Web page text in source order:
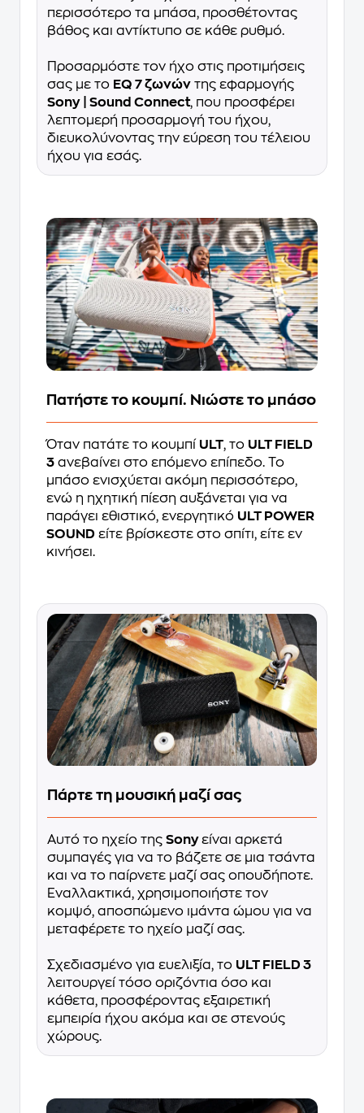
περισσότερο τα μπάσα, προσθέτοντας
βάθος και αντίκτυπο σε κάθε ρυθμό.
Προσαρμόστε τον ήχο στις προτιμήσεις
σας με το EQ 7 ζωνών της εφαρμογής
Sony | Sound Connect, που προσφέρει
λεπτομερή προσαρμογή του ήχου,
διευκολύνοντας την εύρεση του τέλειου
ήχου για εσάς.
Πατήστε το κουμπί. Νιώστε το μπάσο
Όταν πατάτε το κουμπί ULT, το ULT FIELD
3 ανεβαίνει στο επόμενο επίπεδο. Το
μπάσο ενισχύεται ακόμη περισσότερο,
ενώ η ηχητική πίεση αυξάνεται για να
παράγει εθιστικό, ενεργητικό ULT POWER
SOUND είτε βρίσκεστε στο σπίτι, είτε εν
κινήσει.
Πάρτε τη μουσική μαζί σας
Αυτό το ηχείο της Sonyείναι αρκετά
συμπαγές για να το βάζετε σε μια τσάντα
και να το παίρνετε μαζί σας οπουδήποτε.
Εναλλακτικά, χρησιμοποιήστε τον
κομψό, αποσπώμενο ιμάντα ώμου για να
μεταφέρετε το ηχείο μαζί σας.
Σχεδιασμένο για ευελιξία, το ULT FIELD 3
λειτουργεί τόσο οριζόντια όσο και
κάθετα, προσφέροντας εξαιρετική
εμπειρία ήχου ακόμα και σε στενούς
χώρους.